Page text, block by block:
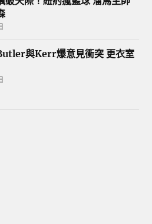
與Kerr爆意見衝突 更衣室